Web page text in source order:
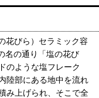
花びら）セラミック容
名の通り「塩の花び
のような塩フレーク
陸部にある地中を流れ
み上げられ、そこで全